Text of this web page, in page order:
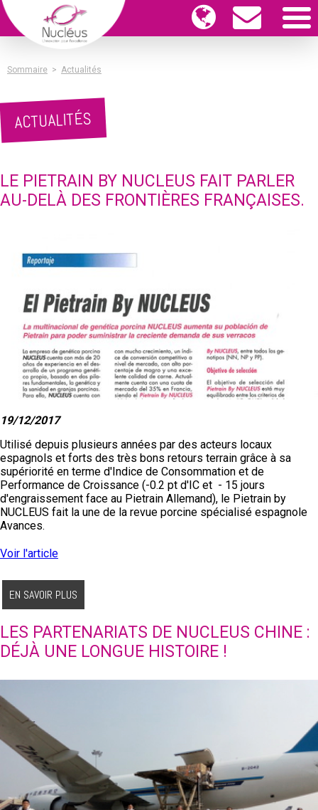
Sommaire > Actualités
ACTUALITÉS
LE PIETRAIN BY NUCLEUS FAIT PARLER
AU-DELÀ DES FRONTIÈRES FRANÇAISES.
19/12/2017
Utilisé depuis plusieurs années par des acteurs locaux
espagnols et forts des très bons retours terrain grâce à sa
supériorité en terme d'Indice de Consommation et de
Performance de Croissance (-0.2 pt d'IC et - 15 jours
d'engraissement face au Pietrain Allemand), le Pietrain by
NUCLEUS fait la une de la revue porcine spécialisé espagnole
Avances.
Voir l'article
Voir le magazine Avances
EN SAVOIR PLUS
LES PARTENARIATS DE NUCLEUS CHINE :
DÉJÀ UNE LONGUE HISTOIRE !